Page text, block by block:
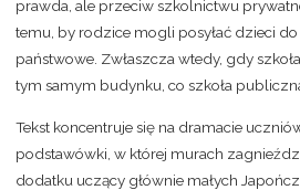
prawda, ale przeciw szkolnictwu
temu, by rodzice mogli posyłać dzieci do
państwowe. Zwłaszcza wtedy, gdy
tym samym budynku, co szkoła
Tekst koncentruje się na dramacie
podstawówki, w której murach
dodatku uczący głównie małych